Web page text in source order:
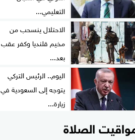
التعليمي...
الاحتلال ينسحب من
مخيم قلنديا وكفر عقب
بعد...
اليوم.. الرئيس التركي
يتوجه إلى السعودية في
زيارة...
الصلاة